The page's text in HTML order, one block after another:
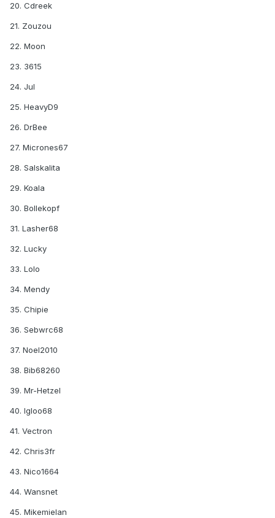
20. Cdreek
21. Zouzou
22. Moon
23. 3615
24. Jul
25. HeavyD9
26. DrBee
27. Micrones67
28. Salskalita
29. Koala
30. Bollekopf
31. Lasher68
32. Lucky
33. Lolo
34. Mendy
35. Chipie
36. Sebwrc68
37. Noel2010
38. Bib68260
39. Mr-Hetzel
40. Igloo68
41. Vectron
42. Chris3fr
43. Nico1664
44. Wansnet
45. Mikemielan